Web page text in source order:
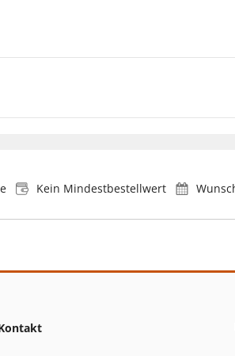
Kein Mindestbestellwert